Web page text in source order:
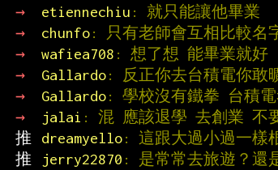
→
etiennechiu : 就只能讓他畢業
→
chunfo: 只有老師會互相比較名
→
wafiea708 : 想了想 能畢業就好
→
Gallardo: 反正你去台積電你敢
→
Gallardo: 學校沒有鐵拳 台積電
→
jalai : 混 應該退學 去創業 不
推
dreamyello: 這跟大過小過一樣
推
jerry22870 : 是常常去旅遊？還